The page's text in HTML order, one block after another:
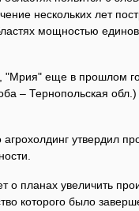
нескольких лет
мощностью
"Мрия" еще в прошлом
– Тернопольская
утвердил
о планах увеличить
которого было